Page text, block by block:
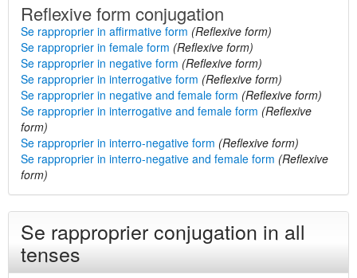
Reflexive form conjugation
Se rapproprier in affirmative form (Reflexive form)
Se rapproprier in female form (Reflexive form)
Se rapproprier in negative form (Reflexive form)
Se rapproprier in interrogative form (Reflexive form)
Se rapproprier in negative and female form (Reflexive form)
Se rapproprier in interrogative and female form (Reflexive
form)
Se rapproprier in interro-negative form (Reflexive form)
Se rapproprier in interro-negative and female form (Reflexive
form)
Se rapproprier conjugation in all
tenses